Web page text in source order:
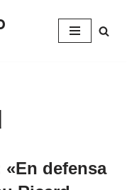
defensa